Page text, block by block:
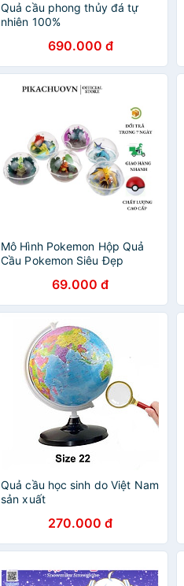
Quả cầu phong thủy đá tự
nhiên 100%
690.000 đ
Mô Hình Pokemon Hộp Quả
Cầu Pokemon Siêu Đẹp
69.000 đ
Quả cầu học sinh do Việt Nam
sản xuất
270.000 đ